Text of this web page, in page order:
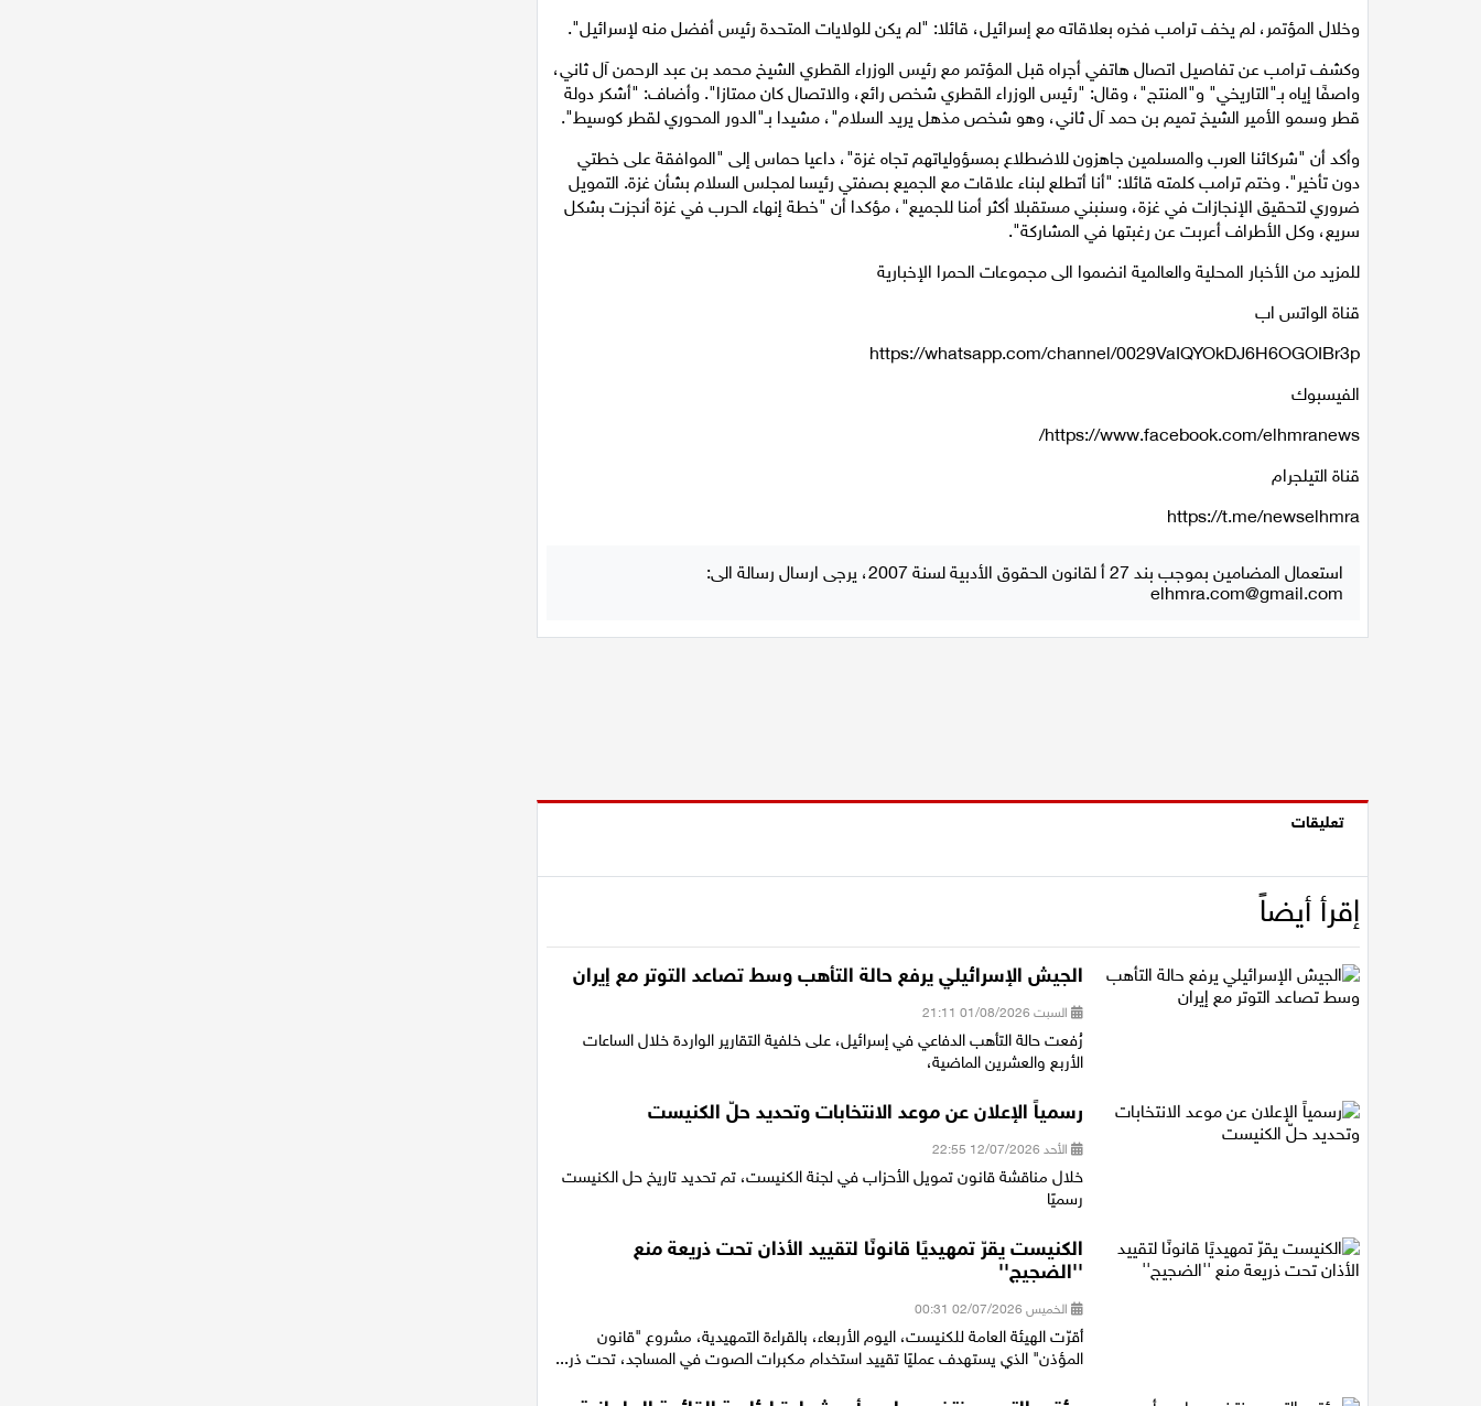
وخلال المؤتمر، لم يخف ترامب فخره بعلاقاته مع إسرائيل، قائلا: "لم يكن للولايات المتحدة رئيس أفضل منه لإسرائيل".
وكشف ترامب عن تفاصيل اتصال هاتفي أجراه قبل المؤتمر مع رئيس الوزراء القطري الشيخ محمد بن عبد الرحمن آل ثاني،
واصفًا إياه بـ"التاريخي" و"المنتج"، وقال: "رئيس الوزراء القطري شخص رائع، والاتصال كان ممتازا". وأضاف: "أشكر دولة
قطر وسمو الأمير الشيخ تميم بن حمد آل ثاني، وهو شخص مذهل يريد السلام"، مشيدا بـ"الدور المحوري لقطر كوسيط".
وأكد أن "شركائنا العرب والمسلمين جاهزون للاضطلاع بمسؤولياتهم تجاه غزة"، داعيا حماس إلى "الموافقة على خطتي
دون تأخير". وختم ترامب كلمته قائلا: "أنا أتطلع لبناء علاقات مع الجميع بصفتي رئيسا لمجلس السلام بشأن غزة. التمويل
ضروري لتحقيق الإنجازات في غزة، وسنبني مستقبلا أكثر أمنا للجميع"، مؤكدا أن "خطة إنهاء الحرب في غزة أنجزت بشكل
سريع، وكل الأطراف أعربت عن رغبتها في المشاركة".
للمزيد من الأخبار المحلية والعالمية انضموا الى مجموعات الحمرا الإخبارية
قناة الواتس اب
https://whatsapp.com/channel/0029VaIQYOkDJ6H6OGOIBr3p
الفيسبوك
https://www.facebook.com/elhmranews/
قناة التيلجرام
https://t.me/newselhmra
استعمال المضامين بموجب بند 27 أ لقانون الحقوق الأدبية لسنة 2007، يرجى ارسال رسالة الى:
elhmra.com@gmail.com
تعليقات
إقرأ أيضاً
الجيش الإسرائيلي يرفع حالة التأهب وسط تصاعد التوتر مع إيران
السبت 01/08/2026 21:11
رُفعت حالة التأهب الدفاعي في إسرائيل، على خلفية التقارير الواردة خلال الساعات
الأربع والعشرين الماضية،
رسمياً الإعلان عن موعد الانتخابات وتحديد حلّ الكنيست
الأحد 12/07/2026 22:55
خلال مناقشة قانون تمويل الأحزاب في لجنة الكنيست، تم تحديد تاريخ حل الكنيست
رسميًا
الكنيست يقرّ تمهيديًا قانونًا لتقييد الأذان تحت ذريعة منع
''الضجيج''
الخميس 02/07/2026 00:31
أقرّت الهيئة العامة للكنيست، اليوم الأربعاء، بالقراءة التمهيدية، مشروع "قانون
المؤذن" الذي يستهدف عمليًا تقييد استخدام مكبرات الصوت في المساجد، تحت ذر...